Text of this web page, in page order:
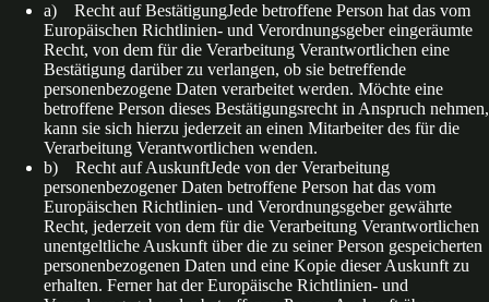
a) Recht auf BestätigungJede betroffene Person hat das vom
Europäischen Richtlinien- und Verordnungsgeber eingeräumte
Recht, von dem für die Verarbeitung Verantwortlichen eine
Bestätigung darüber zu verlangen, ob sie betreffende
personenbezogene Daten verarbeitet werden. Möchte eine
betroffene Person dieses Bestätigungsrecht in Anspruch nehmen,
kann sie sich hierzu jederzeit an einen Mitarbeiter des für die
Verarbeitung Verantwortlichen wenden.
b) Recht auf AuskunftJede von der Verarbeitung
personenbezogener Daten betroffene Person hat das vom
Europäischen Richtlinien- und Verordnungsgeber gewährte
Recht, jederzeit von dem für die Verarbeitung Verantwortlichen
unentgeltliche Auskunft über die zu seiner Person gespeicherten
personenbezogenen Daten und eine Kopie dieser Auskunft zu
erhalten. Ferner hat der Europäische Richtlinien- und